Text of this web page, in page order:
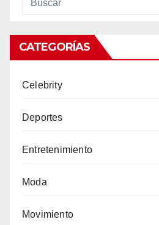
CATEGORÍAS
Celebrity
Deportes
Entretenimiento
Moda
Movimiento